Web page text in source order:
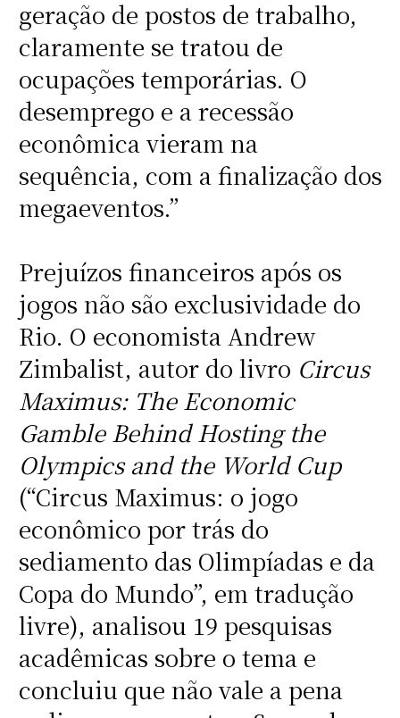
geração de postos de trabalho,
claramente se tratou de
ocupações temporárias. O
desemprego e a recessão
econômica vieram na
sequência, com a finalização dos
megaeventos.”
Prejuízos financeiros após os
jogos não são exclusividade do
Rio. O economista Andrew
Zimbalist, autor do livro Circus
Maximus: The Economic
Gamble Behind Hosting the
Olympics and the World Cup
(“Circus Maximus: o jogo
econômico por trás do
sediamento das Olimpíadas e da
Copa do Mundo”, em tradução
livre), analisou 19 pesquisas
acadêmicas sobre o tema e
concluiu que não vale a pena